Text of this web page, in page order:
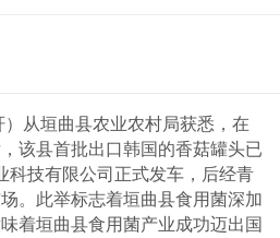
从垣曲县农业农村局获悉，在
该县首批出口韩国的香菇罐头已
科技有限公司正式发车，后经青
。此举标志着垣曲县食用菌深加
着垣曲县食用菌产业成功迈出国